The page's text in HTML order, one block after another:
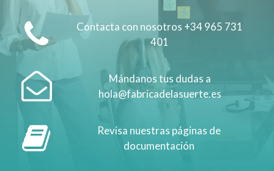
Contacta con nosotros +34 965 731
401
Mándanos tus dudas a
hola@fabricadelasuerte.es
Revisa nuestras páginas de
documentación